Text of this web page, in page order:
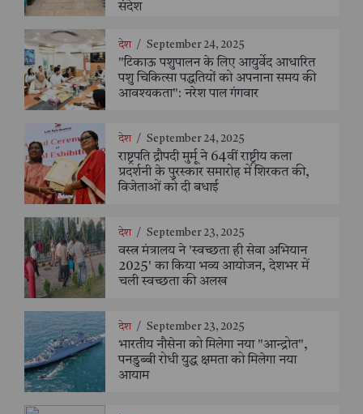
संदेश
देश / September 24, 2025
"टिकाऊ पशुपालन के लिए आयुर्वेद आधारित
पशु चिकित्सा पद्धतियों को अपनाना समय की
आवश्यकता": नरेश पाल गंगवार
देश / September 24, 2025
राष्ट्रपति द्रौपदी मुर्मू ने 64वीं राष्ट्रीय कला
प्रदर्शनी के पुरस्कार समारोह में शिरकत की,
विजेताओं को दी बधाई
देश / September 23, 2025
वस्त्र मंत्रालय ने 'स्वच्छता ही सेवा अभियान
2025' का किया भव्य आयोजन, देशभर में
चली स्वच्छता की अलख
देश / September 23, 2025
भारतीय नौसेना को मिलेगा नया "आन्द्रोत",
पनडुब्बी रोधी युद्ध क्षमता को मिलेगा नया
आयाम